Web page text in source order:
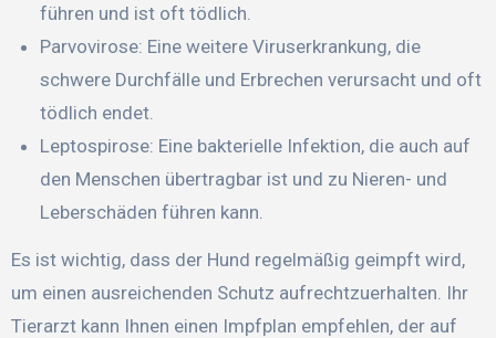
führen und ist oft tödlich.
Parvovirose: Eine weitere Viruserkrankung, die
schwere Durchfälle und Erbrechen verursacht und oft
tödlich endet.
Leptospirose: Eine bakterielle Infektion, die auch auf
den Menschen übertragbar ist und zu Nieren- und
Leberschäden führen kann.
Es ist wichtig, dass der Hund regelmäßig geimpft wird,
um einen ausreichenden Schutz aufrechtzuerhalten. Ihr
Tierarzt kann Ihnen einen Impfplan empfehlen, der auf